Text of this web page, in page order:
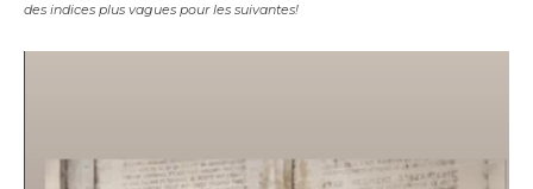
des indices plus vagues pour les suivantes!